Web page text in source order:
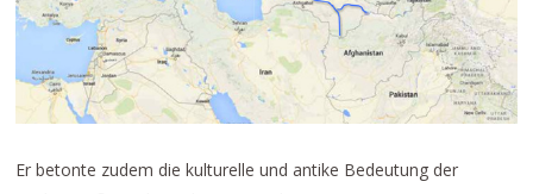
Er betonte zudem die kulturelle und antike Bedeutung der